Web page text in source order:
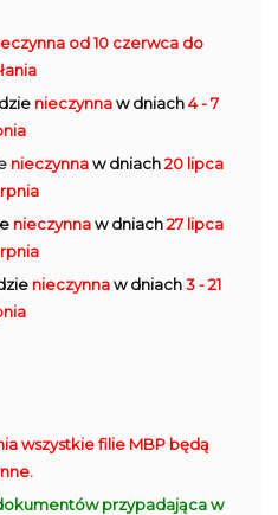
od 10 czerwca do
nieczynnaw dniach4 - 7
nieczynnaw dniach20 lipca
nieczynnaw dniach27 lipca
nieczynnaw dniach3 - 21
wszystkie filie MBP będą
przypadająca w